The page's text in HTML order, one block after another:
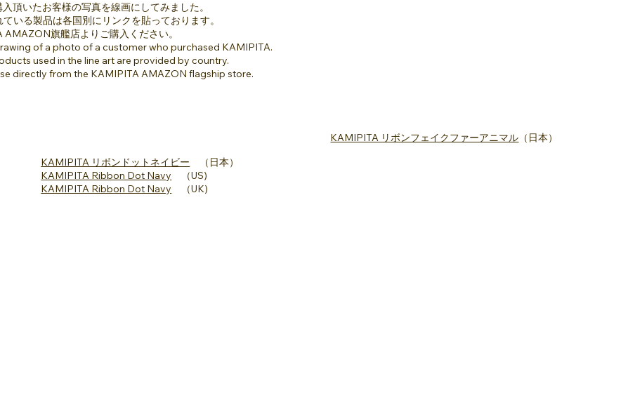
頂いたお客様の写真を線画にしてみました。
いる製品は各国別にリンクを貼っております。
旗艦店よりご購入ください。
of a photo of a customer who purchased KAMIPITA.
used in the line art are provided by country.
directly from the KAMIPITA AMAZON flagship store.
KAMIPITA リボンドットネイビー （日本）
KAMIPITA Ribbon Dot Navy （US)
KAMIPITA Ribbon Dot Navy （UK)
KAMIPITA リボンフェイクファーアニマル （日本）